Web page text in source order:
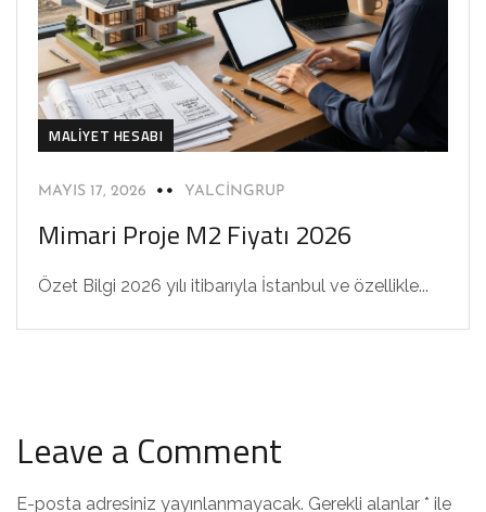
MALIYET HESABI
MAYIS 17, 2026 YALCINGRUP
Mimari Proje M2 Fiyatı 2026
Özet Bilgi 2026 yılı itibarıyla İstanbul ve özellikle...
Leave a Comment
E-posta adresiniz yayınlanmayacak. Gerekli alanlar * ile